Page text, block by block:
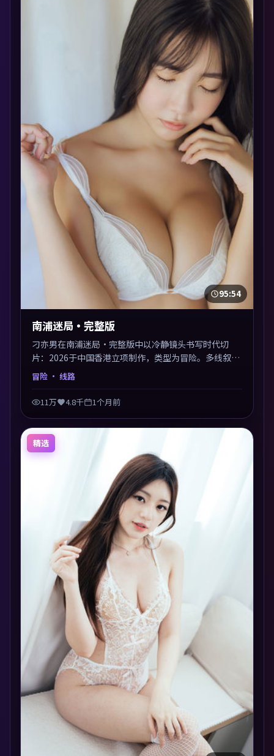
95:54
南浦迷局·完整版
刁亦男在南浦迷局·完整版中以冷静镜头书写时代切
片：2026于中国香港立项制作，类型为冒险。多线叙事
交汇于终局，真相与救赎并行，适合喜欢细读表演的影
迷。摄影与配乐高度统一，城市夜景与内心戏互为镜
像。
冒险 · 线路
11万 4.8千 1个月前
精选